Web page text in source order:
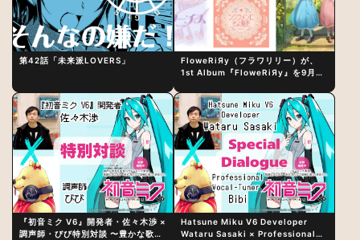
第42話「未来派LOVERS」
FloweRiЯy（フラワリリー）が、
1st Album『FloweRiЯy』を9月23
『初音ミク V6』開発者・佐々木渉 ×
調声師・びび特別対談 〜豊かな歌声
Hatsune Miku V6 Developer
Wataru Sasaki × Professional